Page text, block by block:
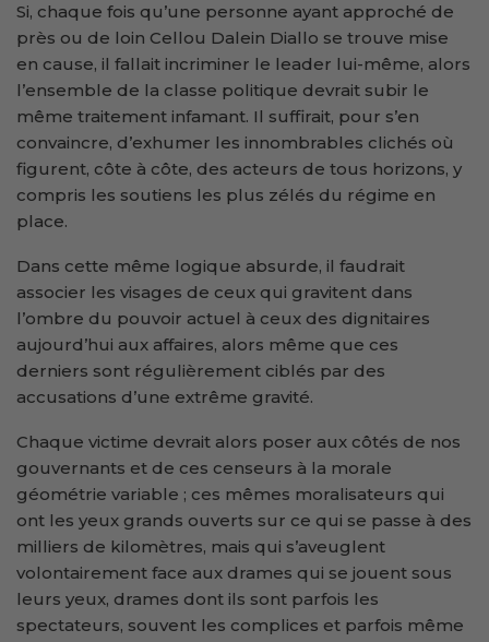
Si, chaque fois qu’une personne ayant approché de
près ou de loin Cellou Dalein Diallo se trouve mise
en cause, il fallait incriminer le leader lui-même, alors
l’ensemble de la classe politique devrait subir le
même traitement infamant. Il suffirait, pour s’en
convaincre, d’exhumer les innombrables clichés où
figurent, côte à côte, des acteurs de tous horizons, y
compris les soutiens les plus zélés du régime en
place.
Dans cette même logique absurde, il faudrait
associer les visages de ceux qui gravitent dans
l’ombre du pouvoir actuel à ceux des dignitaires
aujourd’hui aux affaires, alors même que ces
derniers sont régulièrement ciblés par des
accusations d’une extrême gravité.
Chaque victime devrait alors poser aux côtés de nos
gouvernants et de ces censeurs à la morale
géométrie variable ; ces mêmes moralisateurs qui
ont les yeux grands ouverts sur ce qui se passe à des
milliers de kilomètres, mais qui s’aveuglent
volontairement face aux drames qui se jouent sous
leurs yeux, drames dont ils sont parfois les
spectateurs, souvent les complices et parfois même